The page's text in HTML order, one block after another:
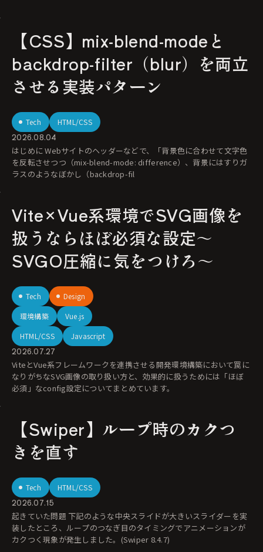
【CSS】mix-blend-modeと
backdrop-filter（blur）を両立
させる実装パターン
Tech HTML/CSS
2026.08.04
はじめに Webサイトのヘッダーなどで、「背景色に合わせて文字色
を反転させつつ（mix-blend-mode: difference）、背景にはすりガ
ラスのようなぼかし（backdrop-fil
Vite×Vue系環境でSVG画像を
扱うならほぼ必須な設定〜
SVGO圧縮に気をつけろ〜
Tech
Design
環境構築
Vue.js
HTML/CSS
Javascript
2026.07.27
ViteとVue系フレームワークを連携させる開発環境構築において罠に
なりがちなSVG画像の取り扱い方と、効果的に扱うためには「ほぼ
必須」なconfig設定についてまとめています。
【Swiper】ループ時のカクつ
きを直す
Tech HTML/CSS
2026.07.15
起きていた問題 下記のような中央スライドが大きいスライダーを実
装したところ、ループのつなぎ目のタイミングでアニメーションが
カクつく現象が発生しました。(Swiper 8.4.7)